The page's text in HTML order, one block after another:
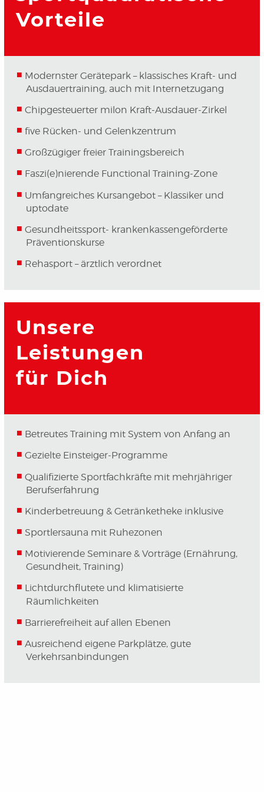
Vorteile
Modernster Gerätepark – klassisches Kraft- und
Ausdauertraining, auch mit Internetzugang
Chipgesteuerter milon Kraft-Ausdauer-Zirkel
five Rücken- und Gelenkzentrum
Großzügiger freier Trainingsbereich
Faszi(e)nierende Functional Training-Zone
Umfangreiches Kursangebot – Klassiker und
uptodate
Gesundheitssport- krankenkassengeförderte
Präventionskurse
Rehasport – ärztlich verordnet
Unsere
Leistungen
für Dich
Betreutes Training mit System von Anfang an
Gezielte Einsteiger-Programme
Qualifizierte Sportfachkräfte mit mehrjähriger
Berufserfahrung
Kinderbetreuung & Getränketheke inklusive
Sportlersauna mit Ruhezonen
Motivierende Seminare & Vorträge (Ernährung,
Gesundheit, Training)
Lichtdurchflutete und klimatisierte
Räumlichkeiten
Barrierefreiheit auf allen Ebenen
Ausreichend eigene Parkplätze, gute
Verkehrsanbindungen